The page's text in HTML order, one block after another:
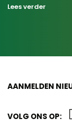
Lees verder
AANMELDEN
VOLG ONS OP: